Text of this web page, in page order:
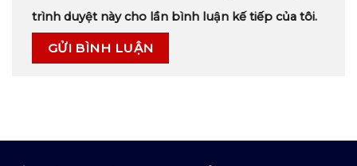
trình duyệt này cho lần bình luận kế tiếp của tôi.